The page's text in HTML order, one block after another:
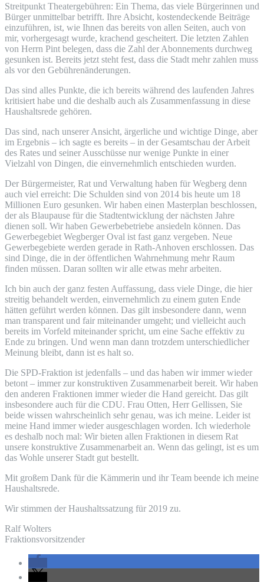
Streitpunkt Theatergebühren: Ein Thema, das viele Bürgerinnen und
Bürger unmittelbar betrifft. Ihre Absicht, kostendeckende Beiträge
einzuführen, ist, wie Ihnen das bereits von allen Seiten, auch von
mir, vorhergesagt wurde, krachend gescheitert. Die letzten Zahlen
von Herrn Pint belegen, dass die Zahl der Abonnements durchweg
gesunken ist. Bereits jetzt steht fest, dass die Stadt mehr zahlen muss
als vor den Gebührenänderungen.
Das sind alles Punkte, die ich bereits während des laufenden Jahres
kritisiert habe und die deshalb auch als Zusammenfassung in diese
Haushaltsrede gehören.
Das sind, nach unserer Ansicht, ärgerliche und wichtige Dinge, aber
im Ergebnis – ich sagte es bereits – in der Gesamtschau der Arbeit
des Rates und seiner Ausschüsse nur wenige Punkte in einer
Vielzahl von Dingen, die einvernehmlich entschieden wurden.
Der Bürgermeister, Rat und Verwaltung haben für Wegberg denn
auch viel erreicht: Die Schulden sind von 2014 bis heute um 18
Millionen Euro gesunken. Wir haben einen Masterplan beschlossen,
der als Blaupause für die Stadtentwicklung der nächsten Jahre
dienen soll. Wir haben Gewerbebetriebe ansiedeln können. Das
Gewerbegebiet Wegberger Oval ist fast ganz vergeben. Neue
Gewerbegebiete werden gerade in Rath-Anhoven erschlossen. Das
sind Dinge, die in der öffentlichen Wahrnehmung mehr Raum
finden müssen. Daran sollten wir alle etwas mehr arbeiten.
Ich bin auch der ganz festen Auffassung, dass viele Dinge, die hier
streitig behandelt werden, einvernehmlich zu einem guten Ende
hätten geführt werden können. Das gilt insbesondere dann, wenn
man transparent und fair miteinander umgeht; und vielleicht auch
bereits im Vorfeld miteinander spricht, um eine Sache effektiv zu
Ende zu bringen. Und wenn man dann trotzdem unterschiedlicher
Meinung bleibt, dann ist es halt so.
Die SPD-Fraktion ist jedenfalls – und das haben wir immer wieder
betont – immer zur konstruktiven Zusammenarbeit bereit. Wir haben
den anderen Fraktionen immer wieder die Hand gereicht. Das gilt
insbesondere auch für die CDU. Frau Otten, Herr Gellissen, Sie
beide wissen wahrscheinlich sehr genau, was ich meine. Leider ist
meine Hand immer wieder ausgeschlagen worden. Ich wiederhole
es deshalb noch mal: Wir bieten allen Fraktionen in diesem Rat
unsere konstruktive Zusammenarbeit an. Wenn das gelingt, ist es um
das Wohle unserer Stadt gut bestellt.
Mit großem Dank für die Kämmerin und ihr Team beende ich meine
Haushaltsrede.
Wir stimmen der Haushaltssatzung für 2019 zu.
Ralf Wolters
Fraktionsvorsitzender